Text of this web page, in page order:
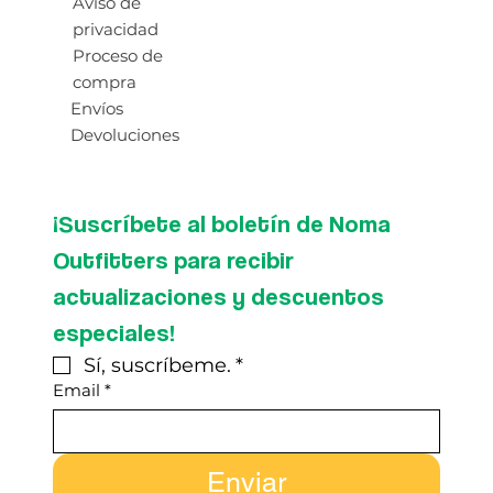
privacidad
Proceso de
compra
Envíos
Devoluciones
¡Suscríbete al boletín de Noma
Outfitters para recibir
actualizaciones y descuentos
especiales!
Sí, suscríbeme. *
Email *
Enviar